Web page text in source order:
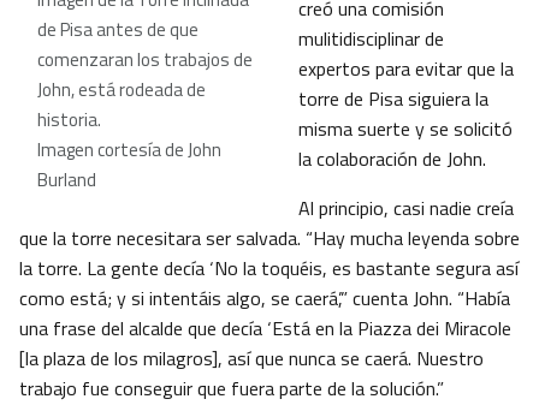
de Pisa antes de que
comenzaran los trabajos de
John, está rodeada de
historia.
Imagen cortesía de John
Burland
creó una comisión
mulitidisciplinar de
expertos para evitar que la
torre de Pisa siguiera la
misma suerte y se solicitó
la colaboración de John.
Al principio, casi nadie creía
que la torre necesitara ser salvada. “Hay mucha leyenda sobre
la torre. La gente decía ‘No la toquéis, es bastante segura así
como está; y si intentáis algo, se caerá’,” cuenta John. “Había
una frase del alcalde que decía ‘Está en la Piazza dei Miracole
[la plaza de los milagros], así que nunca se caerá. Nuestro
trabajo fue conseguir que fuera parte de la solución.”